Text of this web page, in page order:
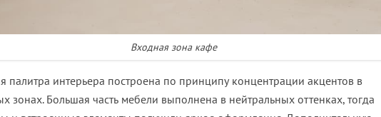
Входная зона кафе
палитра интерьера построена по принципу концентрации акцентов в
зонах. Большая часть мебели выполнена в нейтральных оттенках, тогда